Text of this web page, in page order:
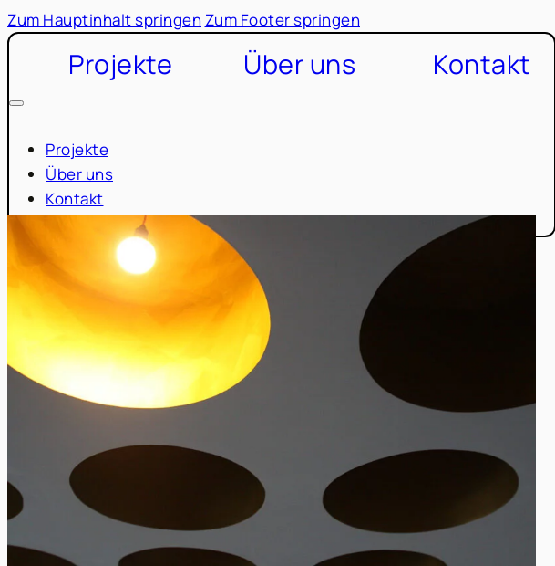
Zum Hauptinhalt springen Zum Footer springen
Projekte Über uns Kontakt
Projekte
Über uns
Kontakt